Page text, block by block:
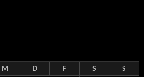
M D F S
S